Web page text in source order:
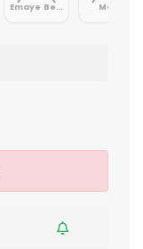
Emaye Beyaz Meşe